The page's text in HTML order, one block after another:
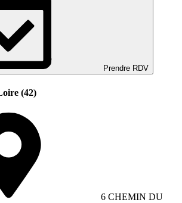
Prendre RDV
(42)
6 CHEMIN DU